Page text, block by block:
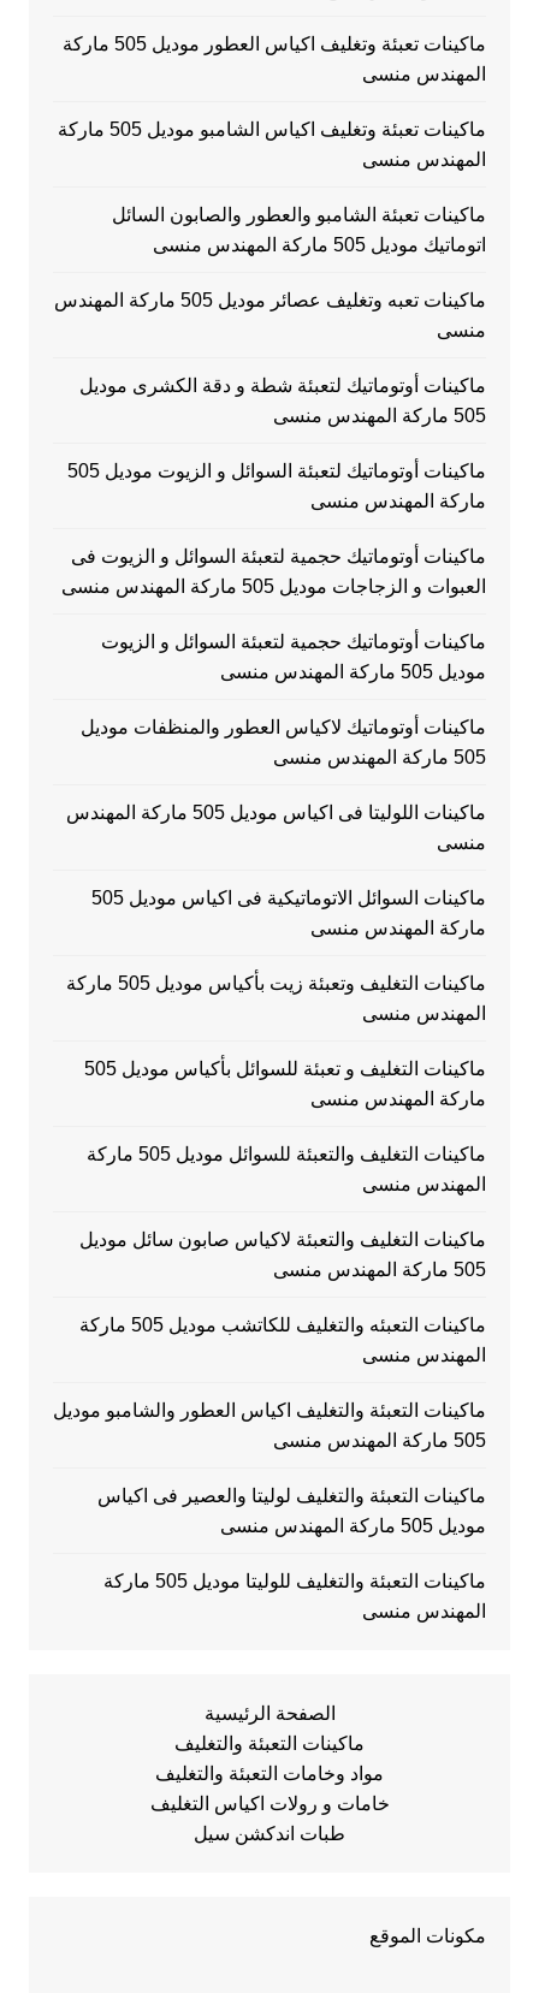
ماكينات تعبئة وتغليف اكياس العطور موديل 505 ماركة
المهندس منسى
ماكينات تعبئة وتغليف اكياس الشامبو موديل 505 ماركة
المهندس منسى
ماكينات تعبئة الشامبو والعطور والصابون السائل
اتوماتيك موديل 505 ماركة المهندس منسى
ماكينات تعبه وتغليف عصائر موديل 505 ماركة المهندس
منسى
ماكينات أوتوماتيك لتعبئة شطة و دقة الكشرى موديل
505 ماركة المهندس منسى
ماكينات أوتوماتيك لتعبئة السوائل و الزيوت موديل 505
ماركة المهندس منسى
ماكينات أوتوماتيك حجمية لتعبئة السوائل و الزيوت فى
العبوات و الزجاجات موديل 505 ماركة المهندس منسى
ماكينات أوتوماتيك حجمية لتعبئة السوائل و الزيوت
موديل 505 ماركة المهندس منسى
ماكينات أوتوماتيك لاكياس العطور والمنظفات موديل
505 ماركة المهندس منسى
ماكينات اللوليتا فى اكياس موديل 505 ماركة المهندس
منسى
ماكينات السوائل الاتوماتيكية فى اكياس موديل 505
ماركة المهندس منسى
ماكينات التغليف وتعبئة زيت بأكياس موديل 505 ماركة
المهندس منسى
ماكينات التغليف و تعبئة للسوائل بأكياس موديل 505
ماركة المهندس منسى
ماكينات التغليف والتعبئة للسوائل موديل 505 ماركة
المهندس منسى
ماكينات التغليف والتعبئة لاكياس صابون سائل موديل
505 ماركة المهندس منسى
ماكينات التعبئه والتغليف للكاتشب موديل 505 ماركة
المهندس منسى
ماكينات التعبئة والتغليف اكياس العطور والشامبو موديل
505 ماركة المهندس منسى
ماكينات التعبئة والتغليف لوليتا والعصير فى اكياس
موديل 505 ماركة المهندس منسى
ماكينات التعبئة والتغليف للوليتا موديل 505 ماركة
المهندس منسى
الصفحة الرئيسية
ماكينات التعبئة والتغليف
مواد وخامات التعبئة والتغليف
خامات و رولات اكياس التغليف
طبات اندكشن سيل
مكونات الموقع